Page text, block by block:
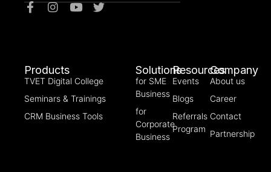
Products
TVET Digital College
Seminars & Trainings
CRM Business Tools
Solutions
for SME
Business
for
Corporate
Business
Resources
Events
Blogs
Referrals
Program
Company
About us
Career
Contact
Partnership